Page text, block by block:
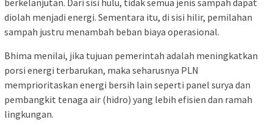
diolah menjadi energi. Sementara itu, di sisi hilir, pemilahan
sampah justru menambah beban biaya operasional.
Bhima menilai, jika tujuan pemerintah adalah meningkatkan
porsi energi terbarukan, maka seharusnya PLN
memprioritaskan energi bersih lain seperti panel surya dan
pembangkit tenaga air (hidro) yang lebih efisien dan ramah
lingkungan.